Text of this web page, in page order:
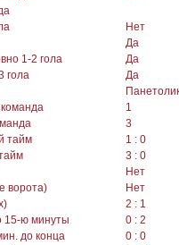
Нет
Да
1-2 гола
Да
гола
Да
1
3
тайм
1 : 0
3 : 0
Нет
ворота)
Нет
2 : 1
15-ю минуты
0 : 2
до конца
0 : 0